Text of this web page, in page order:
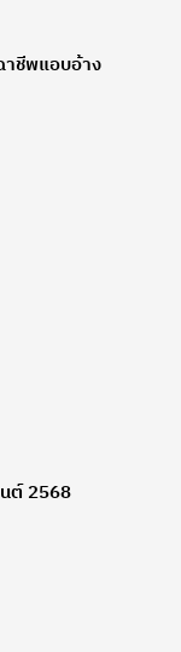
าชีพแอบอ้าง
ต์ 2568